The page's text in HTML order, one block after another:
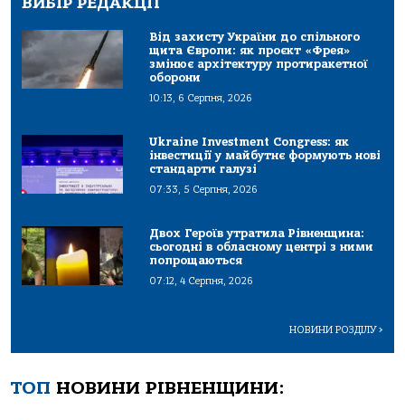
Від захисту України до спільного
щита Європи: як проєкт «Фрея»
змінює архітектуру протиракетної
оборони
10:13, 6 Серпня, 2026
Ukraine Investment Congress: як
інвестиції у майбутнє формують нові
стандарти галузі
07:33, 5 Серпня, 2026
Двох Героїв утратила Рівненщина:
сьогодні в обласному центрі з ними
попрощаються
07:12, 4 Серпня, 2026
НОВИНИ РОЗДІЛУ>
ТОП НОВИНИ РІВНЕНЩИНИ: